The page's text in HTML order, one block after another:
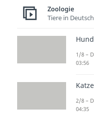
und
eng
der
Zoologie
Tiere in
Hund
1/8 –
03:56
Katze
2/8 –
04:35